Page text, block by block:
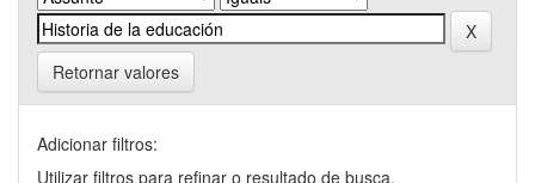
Retornar valores
Adicionar filtros:
Utilizar filtros para refinar o resultado de busca.